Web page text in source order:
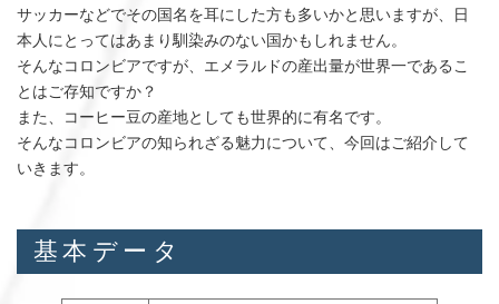
サッカーなどでその国名を耳にした方も多いかと思いますが、日
本人にとってはあまり馴染みのない国かもしれません。
そんなコロンビアですが、エメラルドの産出量が世界一であるこ
とはご存知ですか？
また、コーヒー豆の産地としても世界的に有名です。
そんなコロンビアの知られざる魅力について、今回はご紹介して
いきます。
基本データ